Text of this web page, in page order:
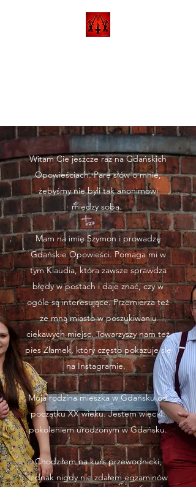
Witam Cie jeszcze raz na Gdańskich
Opowieściach. Parę słów o mnie,
żebyśmy nie byli tak anonimowi
między sobą.
Mam na imię Szymon i prowadzę
Gdańskie Opowieści. Pomaga mi w
tym Klaudia, która zawsze sprawdza
błędy w postach i daje znać, czy w
ogóle są interesujące. Przemierza też
ze mną miasto w poszukiwaniu
ciekawych miejsc. Towarzyszy nam też
pies Złamek, który często pokazuje się
na Instagramie.
Moja rodzina mieszka w Gdańsku od
początku XX wieku. Jestem więc 4.
pokoleniem urodzonym w Gdańsku.
Chodziłem na kurs przewodnicki,
jednak nigdy nie zdałem egzaminów